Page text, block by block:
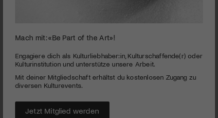
seconds
minute,
seconds
Les ponts de Sarajevo
PUBLIZIERT AM 15. APRIL 2015
der Gegenwart. Dreizehn europäische Filmschaffende,
darunter die beiden Schweizer Ursula Meier und Jean-Luc
MEHR
Mach mit: «Be Part of the Art»!
Engagiere dich als Kulturliebhaber:in, Kulturschaffende(r) oder
Kulturinstitution und unterstütze unsere Arbeit.
Mit deiner Mitgliedschaft erhältst du kostenlosen Zugang zu
diversen Kulturevents.
Jetzt Mitglied werden